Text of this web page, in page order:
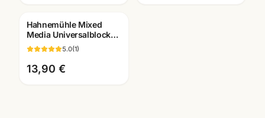
Hahnemühle Mixed
Media Universalblock
A3/A4 · Aquarell Acryl
Gouache · Mannheim
5.0(1)
13,90 €